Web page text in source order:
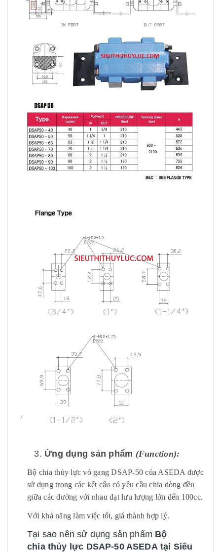
3. Ứng dụng sản phẩm (Function):
Bộ chia thủy lực vỏ gang DSAP-50 của ASEDA được
sử dụng trong các kết cấu có yêu cầu chia dòng đều
giữa các đường với nhau đạt lưu lượng lớn đến 100cc.
Với khả năng làm việc tốt, giá thành hợp lý.
Tại sao nên sử dụng sản phẩm Bộ
chia thủy lực DSAP-50 ASEDA tại Siêu